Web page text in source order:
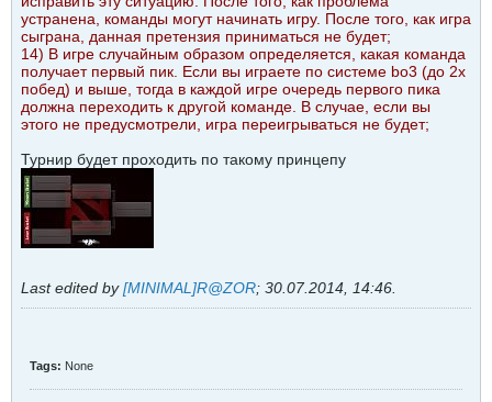
устранена, команды могут начинать игру. После того, как игра
сыграна, данная претензия приниматься не будет;
14) В игре случайным образом определяется, какая команда
получает первый пик. Если вы играете по системе bo3 (до 2х
побед) и выше, тогда в каждой игре очередь первого пика
должна переходить к другой команде. В случае, если вы
этого не предусмотрели, игра переигрываться не будет;
Турнир будет проходить по такому принцепу
Last edited by[MINIMAL]R@ZOR; 30.07.2014, 14:46
Tags: None